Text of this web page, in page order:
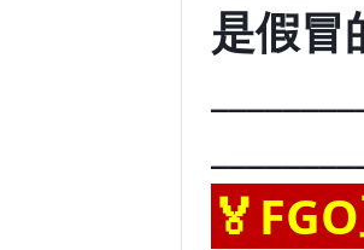
是假冒